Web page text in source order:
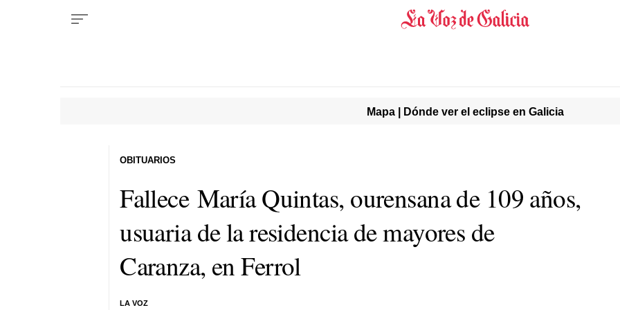
Mapa | Dónde ver el eclipse en Galicia
Fallece María Quintas, ourensana de 109 años,
usuaria de la residencia de mayores de
Caranza, en Ferrol
LA VOZ
OBITUARIOS